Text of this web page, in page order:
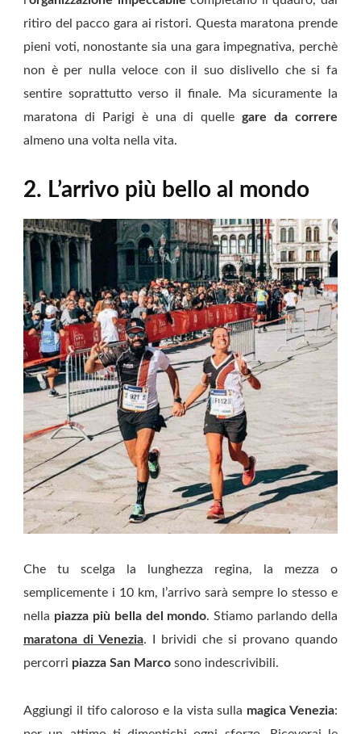
ritiro del pacco gara ai ristori. Questa maratona prende
pieni voti, nonostante sia una gara impegnativa, perchè
non è per nulla veloce con il suo dislivello che si fa
sentire soprattutto verso il finale. Ma sicuramente la
maratona di Parigi è una di quellegare da correre
almeno una volta nella vita.
2. L’arrivo più bello al mondo
Che tu scelga la lunghezza regina, la mezza o
semplicemente i 10 km, l’arrivo sarà sempre lo stesso e
nella piazza più bella del mondo. Stiamo parlando della
maratona di Venezia. I brividi che si provano quando
percorri piazza San Marco sono indescrivibili.
Aggiungi il tifo caloroso e la vista sulla magica Venezia: